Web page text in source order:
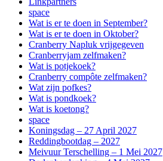
space
Wat is er te doen in September?
Wat is er te doen in Oktober?
Cranberry Napluk vrijgegeven
Cranberryjam zelfmaken?
Wat is potjekoek?
Cranberry compôte zelfmaken?
Wat zijn pofkes?
Wat is pondkoek?
Wat is koetong?
space
Koningsdag – 27 April 2027
Reddingbootdag – 2027
Meivuur Terschelling – 1 Mei 2027